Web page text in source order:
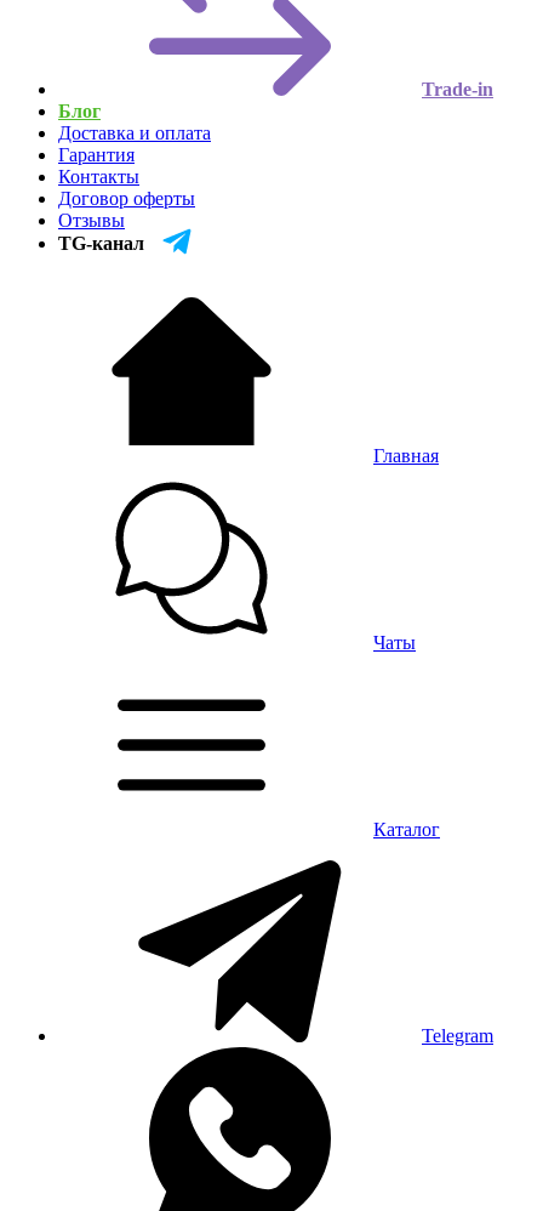
Trade-in
Блог
Доставка и оплата
Гарантия
Контакты
Договор оферты
Отзывы
TG-канал
Главная
Чаты
Каталог
Telegram